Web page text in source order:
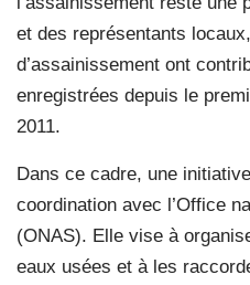
et des représentants
d’assainissement ont
enregistrées depuis le
2011.
Dans ce cadre, une
coordination avec l’Office
(ONAS). Elle vise à
eaux usées et à les